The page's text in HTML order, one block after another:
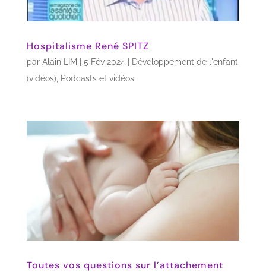
Hospitalisme René SPITZ
par Alain LIM 5 Fév 2024
Développement de l'enfant
(vidéos)
Podcasts et vidéos
Toutes vos questions sur l’attachement